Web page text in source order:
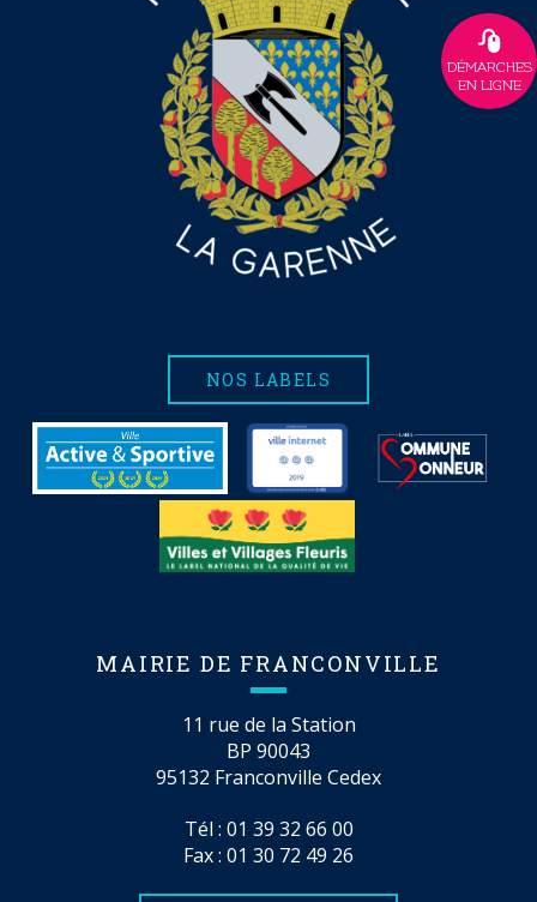
NOS LABELS
MAIRIE DE FRANCONVILLE
11 rue de la Station
BP 90043
95132 Franconville Cedex
Tél : 01 39 32 66 00
Fax : 01 30 72 49 26
DÉMARCHES
EN LIGNE